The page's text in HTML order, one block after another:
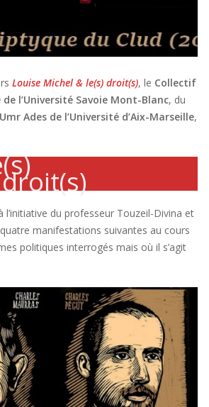
Louise Michel & le(s) droit(s), le Collectif
l’Université Savoie Mont-Blanc, du
Ades de l’Université d’Aix-Marseille,
l’initiative du professeur Touzeil-Divina et
manifestations suivantes au cours
politiques interrogés mais où il s’agit